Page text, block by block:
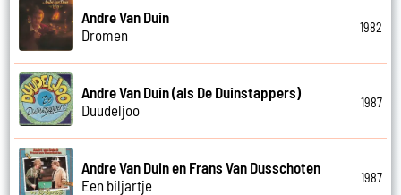
Andre Van Duin
Dromen
1982
Andre Van Duin (als De Duinstappers)
Duudeljoo
1987
Andre Van Duin en Frans Van Dusschoten
Een biljartje
1987